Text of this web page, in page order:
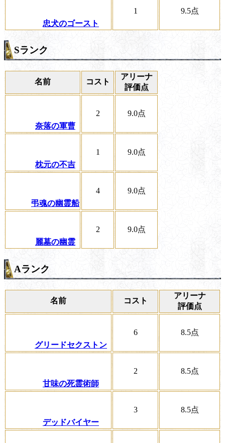
忠犬のゴースト
1 9.5点
Sランク
名前 コスト
アリーナ
評価点
奈落の軍曹
2 9.0点
枕元の不吉
1 9.0点
弔魂の幽霊船
4 9.0点
麗墓の幽霊
2 9.0点
Aランク
名前 コスト
アリーナ
評価点
グリードセクストン
6 8.5点
甘味の死霊術師
2 8.5点
デッドバイヤー
3 8.5点